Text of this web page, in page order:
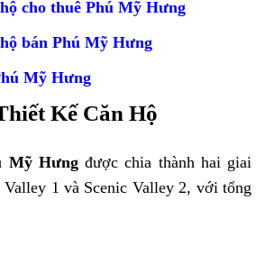
cho thuê Phú Mỹ Hưng
bán Phú Mỹ Hưng
Mỹ Hưng
Kế Căn Hộ
Mỹ Hưngđược chia thành hai giai
Valley 1 và Scenic Valley 2, với tổng